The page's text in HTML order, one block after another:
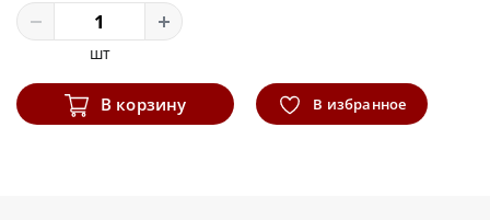
шт
В корзину В избранное